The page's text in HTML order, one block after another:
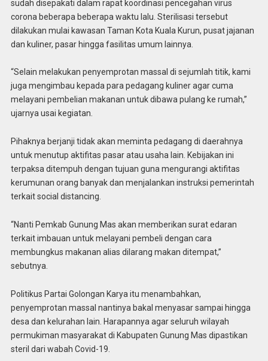
sudah disepakati dalam rapat koordinasi pencegahan virus
corona beberapa beberapa waktu lalu. Sterilisasi tersebut
dilakukan mulai kawasan Taman Kota Kuala Kurun, pusat jajanan
dan kuliner, pasar hingga fasilitas umum lainnya.
“Selain melakukan penyemprotan massal di sejumlah titik, kami
juga mengimbau kepada para pedagang kuliner agar cuma
melayani pembelian makanan untuk dibawa pulang ke rumah,”
ujarnya usai kegiatan.
Pihaknya berjanji tidak akan meminta pedagang di daerahnya
untuk menutup aktifitas pasar atau usaha lain. Kebijakan ini
terpaksa ditempuh dengan tujuan guna mengurangi aktifitas
kerumunan orang banyak dan menjalankan instruksi pemerintah
terkait social distancing.
“Nanti Pemkab Gunung Mas akan memberikan surat edaran
terkait imbauan untuk melayani pembeli dengan cara
membungkus makanan alias dilarang makan ditempat,”
sebutnya.
Politikus Partai Golongan Karya itu menambahkan,
penyemprotan massal nantinya bakal menyasar sampai hingga
desa dan kelurahan lain. Harapannya agar seluruh wilayah
permukiman masyarakat di Kabupaten Gunung Mas dipastikan
steril dari wabah Covid-19.